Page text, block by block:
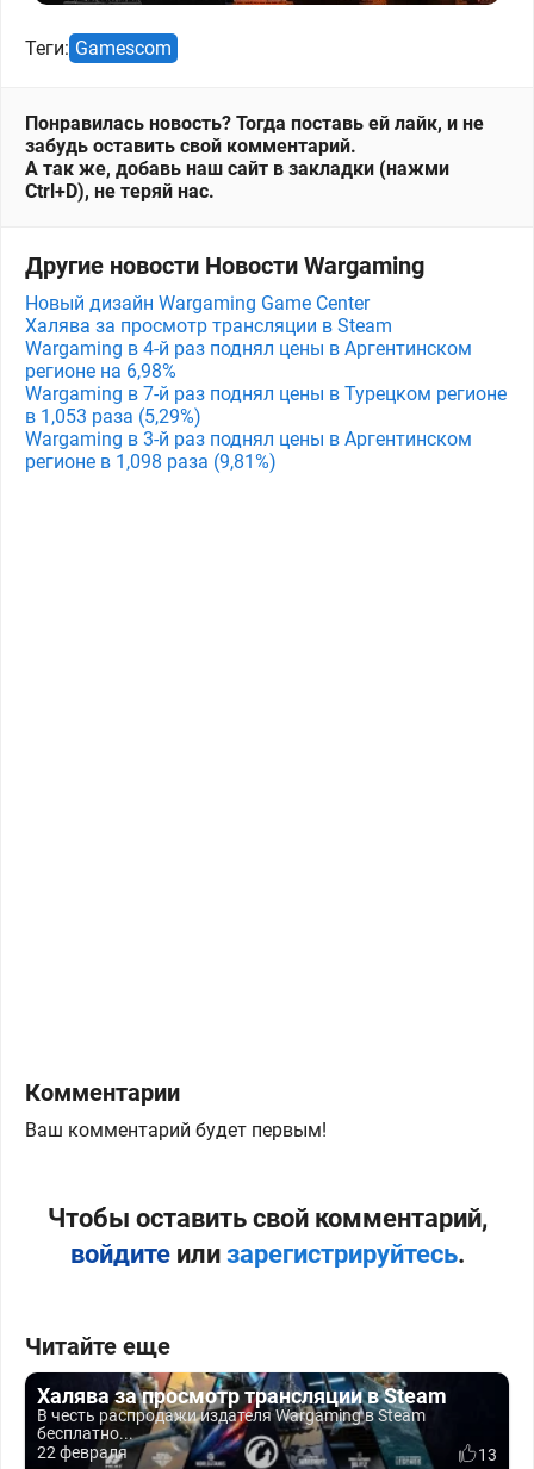
Теги: Gamescom
Понравилась новость? Тогда поставь ей лайк, и не
забудь оставить свой комментарий.
А так же, добавь наш сайт в закладки (нажми
Ctrl+D), не теряй нас.
Другие новости Новости Wargaming
Новый дизайн Wargaming Game Center
Халява за просмотр трансляции в Steam
Wargaming в 4-й раз поднял цены в Аргентинском
регионе на 6,98%
Wargaming в 7-й раз поднял цены в Турецком регионе
в 1,053 раза (5,29%)
Wargaming в 3-й раз поднял цены в Аргентинском
регионе в 1,098 раза (9,81%)
Комментарии
Ваш комментарий будет первым!
Чтобы оставить свой комментарий,
войдитеили зарегистрируйтесь.
Читайте еще
Халява за просмотр трансляции в Steam
В честь распродажи издателя Wargaming в Steam
бесплатно...
22 февраля
13